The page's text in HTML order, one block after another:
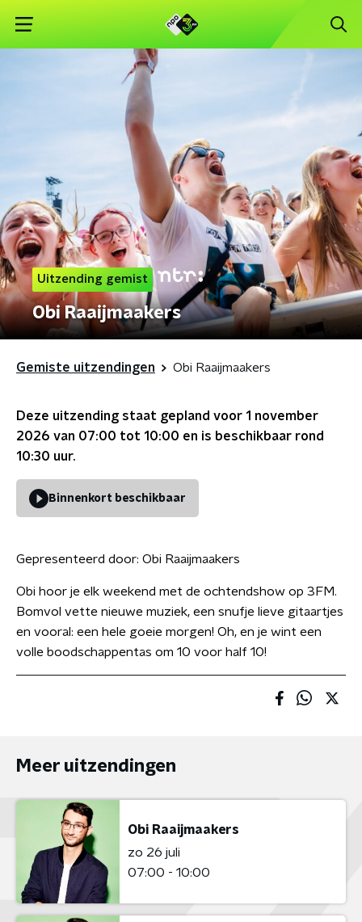
Uitzending gemist
Obi Raaijmaakers
Gemiste uitzendingen Obi Raaijmaakers
Deze uitzending staat gepland voor 1 november
2026 van 07:00 tot 10:00 en is beschikbaar rond
10:30 uur.
Binnenkort beschikbaar
Gepresenteerd door: Obi Raaijmaakers
Obi hoor je elk weekend met de ochtendshow op 3FM.
Bomvol vette nieuwe muziek, een snufje lieve gitaartjes
en vooral: een hele goeie morgen! Oh, en je wint een
volle boodschappentas om 10 voor half 10!
Meer uitzendingen
Obi Raaijmaakers
zo 26 juli
07:00 - 10:00